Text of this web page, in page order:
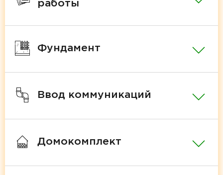
работы
Фундамент
Ввод коммуникаций
Домокомплект